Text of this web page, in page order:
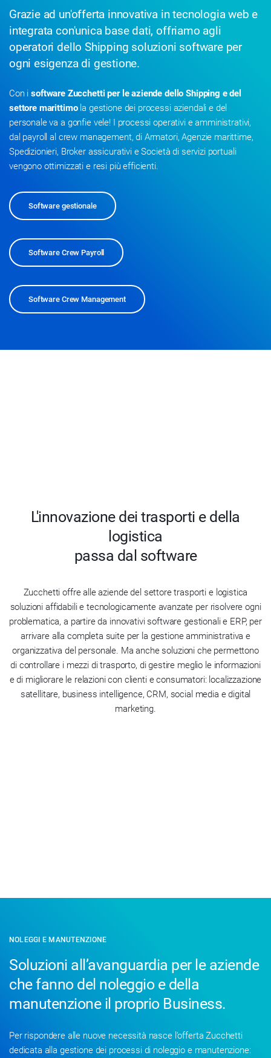
Grazie ad un'offerta innovativa in tecnologia web e
integrata con'unica base dati, offriamo agli
operatori dello Shipping soluzioni software per
ogni esigenza di gestione.
Con isoftware Zucchetti per le aziende dello Shipping e del
settore marittimola gestione dei processi aziendali e del
personale va a gonfie vele! I processi operativi e amministrativi,
dal payroll al crew management, di Armatori, Agenzie marittime,
Spedizionieri, Broker assicurativi e Società di servizi portuali
vengono ottimizzati e resi più efficienti.
Software gestionale
Software Crew Payroll
Software Crew Management
L'innovazione dei trasporti e della
logistica
passa dal software
Zucchetti offre alle aziende del settore trasporti e logistica
soluzioni affidabili e tecnologicamente avanzate per risolvere ogni
problematica, a partire da innovativi software gestionali e ERP, per
arrivare alla completa suite per la gestione amministrativa e
organizzativa del personale. Ma anche soluzioni che permettono
di controllare i mezzi di trasporto, di gestire meglio le informazioni
e di migliorare le relazioni con clienti e consumatori: localizzazione
satellitare, business intelligence, CRM, social media e digital
marketing.
NOLEGGI E MANUTENZIONE
Soluzioni all’avanguardia per le aziende
che fanno del noleggio e della
manutenzione il proprio Business.
Per rispondere alle nuove necessità nasce l’offerta Zucchetti
dedicata alla gestione dei processi di noleggio e manutenzione: